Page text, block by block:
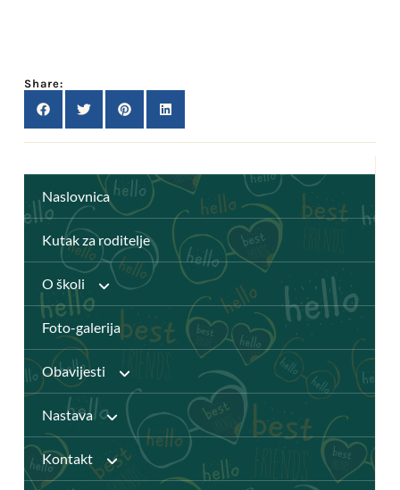
Naslovnica
Kutak za roditelje
O školi
Anž Frankopan
Knjižnica
Katalog Knjižnice
Foto-galerija
Obavijesti
Javni pozivi
Natječaji
Nastava
Djelatnici
Kontakt
Share: